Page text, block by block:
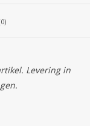
Levering in